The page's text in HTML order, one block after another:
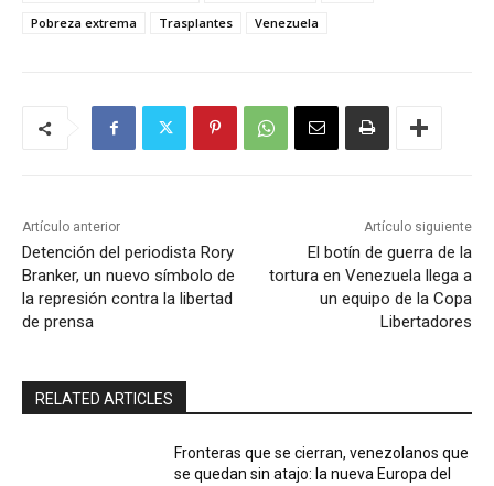
Pobreza extrema
Trasplantes Venezuela
Artículo anterior
Detención del periodista Rory
Branker, un nuevo símbolo de
la represión contra la libertad
de prensa
Artículo siguiente
El botín de guerra de la
tortura en Venezuela llega a
un equipo de la Copa
Libertadores
RELATED ARTICLES
Fronteras que se cierran, venezolanos que
se quedan sin atajo: la nueva Europa del